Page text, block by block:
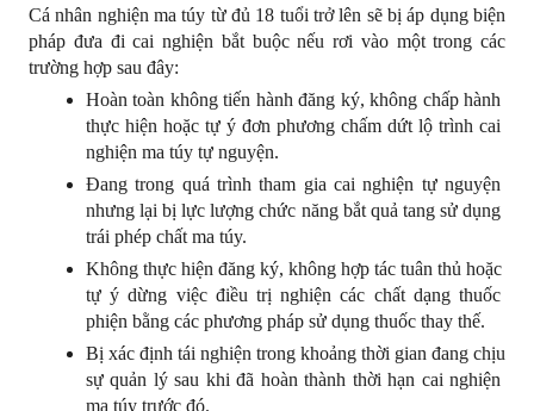
Cá nhân nghiện ma túy từ đủ 18 tuổi trở lên sẽ bị áp dụng biện
pháp đưa đi cai nghiện bắt buộc nếu rơi vào một trong các
trường hợp sau đây:
Hoàn toàn không tiến hành đăng ký, không chấp hành
thực hiện hoặc tự ý đơn phương chấm dứt lộ trình cai
nghiện ma túy tự nguyện.
Đang trong quá trình tham gia cai nghiện tự nguyện
nhưng lại bị lực lượng chức năng bắt quả tang sử dụng
trái phép chất ma túy.
Không thực hiện đăng ký, không hợp tác tuân thủ hoặc
tự ý dừng việc điều trị nghiện các chất dạng thuốc
phiện bằng các phương pháp sử dụng thuốc thay thế.
Bị xác định tái nghiện trong khoảng thời gian đang chịu
sự quản lý sau khi đã hoàn thành thời hạn cai nghiện
ma túy trước đó.